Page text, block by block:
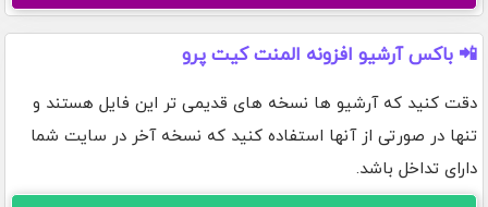
📲 باکس آرشیو افزونه المنت کیت پرو
دقت کنید که آرشیو ها نسخه های قدیمی تر این فایل هستند و
تنها در صورتی از آنها استفاده کنید که نسخه آخر در سایت شما
دارای تداخل باشد.